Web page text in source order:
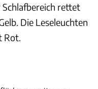
Schlafbereich rettet
Die Leseleuchten
Rot.